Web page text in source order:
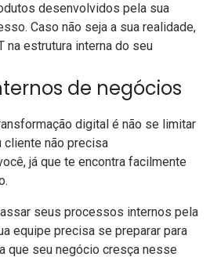
desenvolvidos pela sua
Caso não seja a sua realidade,
na estrutura interna do seu
de negócios
digital é não se limitar
não precisa
já que te encontra facilmente
seus processos internos pela
equipe precisa se preparar para
que seu negócio cresça nesse